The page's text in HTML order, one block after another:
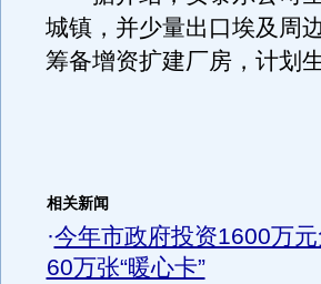
城镇，并少量出口埃及周
筹备增资扩建厂房，计划
相关新闻
·今年市政府投资1600万
60万张“暖心卡”